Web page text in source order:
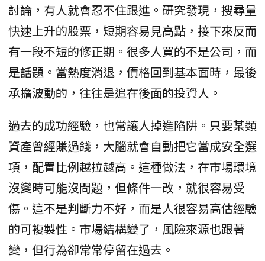
討論，有人就會忍不住跟進。研究發現，搜尋量
快速上升的股票，短期容易見高點，接下來反而
有一段不短的修正期。很多人買的不是公司，而
是話題。當熱度消退，價格回到基本面時，最後
承擔波動的，往往是追在後面的投資人。
過去的成功經驗，也常讓人掉進陷阱。只要某類
資產曾經賺過錢，大腦就會自動把它當成安全選
項，配置比例越拉越高。這種做法，在市場環境
沒變時可能沒問題，但條件一改，就很容易受
傷。這不是判斷力不好，而是人很容易高估經驗
的可複製性。市場結構變了，風險來源也跟著
變，但行為卻常常停留在過去。